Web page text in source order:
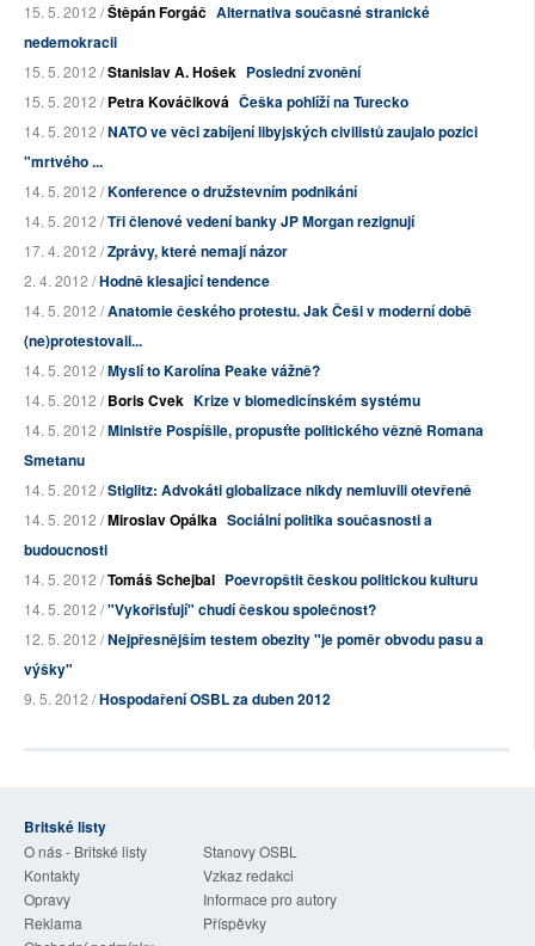
15. 5. 2012 /Štěpán Forgáč Alternativa současné stranické
nedemokracii
15. 5. 2012 /Stanislav A. Hošek Poslední zvonění
15. 5. 2012 /Petra Kováčiková Češka pohlíží na Turecko
14. 5. 2012 /NATO ve věci zabíjení libyjských civilistů zaujalo pozici
"mrtvého ...
14. 5. 2012 /Konference o družstevním podnikání
14. 5. 2012 /Tři členové vedení banky JP Morgan rezignují
17. 4. 2012 /Zprávy, které nemají názor
2. 4. 2012 /Hodně klesající tendence
14. 5. 2012 /Anatomie českého protestu. Jak Češi v moderní době
(ne)protestovali...
14. 5. 2012 /Myslí to Karolína Peake vážně?
14. 5. 2012 /Boris Cvek Krize v biomedicínském systému
14. 5. 2012 /Ministře Pospíšile, propusťte politického vězně Romana
Smetanu
14. 5. 2012 /Stiglitz: Advokáti globalizace nikdy nemluvili otevřeně
14. 5. 2012 /Miroslav Opálka Sociální politika současnosti a
budoucnosti
14. 5. 2012 /Tomáš Schejbal Poevropštit českou politickou kulturu
14. 5. 2012 /"Vykořisťují" chudí českou společnost?
12. 5. 2012 /Nejpřesnějším testem obezity "je poměr obvodu pasu a
výšky"
9. 5. 2012 /Hospodaření OSBL za duben 2012
Britské listy
O nás - Britské listy
Stanovy OSBL
Kontakty
Vzkaz redakci
Opravy
Informace pro autory
Reklama
Příspěvky